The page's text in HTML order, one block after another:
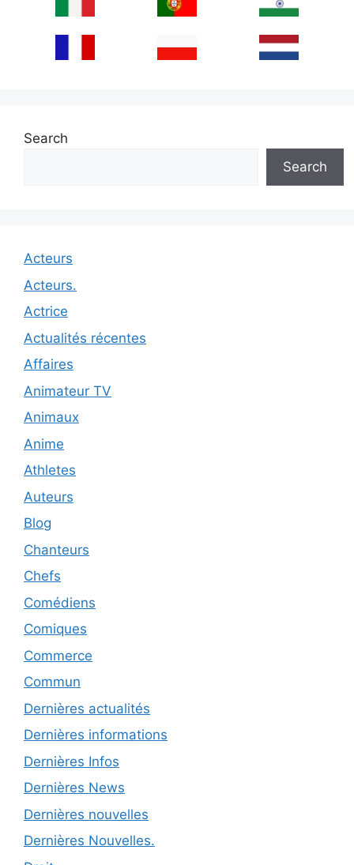
Search
Search
Acteurs
Acteurs.
Actrice
Actualités récentes
Affaires
Animateur TV
Animaux
Anime
Athletes
Auteurs
Blog
Chanteurs
Chefs
Comédiens
Comiques
Commerce
Commun
Dernières actualités
Dernières informations
Dernières Infos
Dernières News
Dernières nouvelles
Dernières Nouvelles.